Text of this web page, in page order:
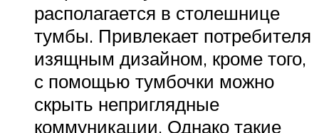
располагается в столешнице
тумбы. Привлекает потребителя
изящным дизайном, кроме того,
с помощью тумбочки можно
скрыть неприглядные
коммуникации. Однако такие